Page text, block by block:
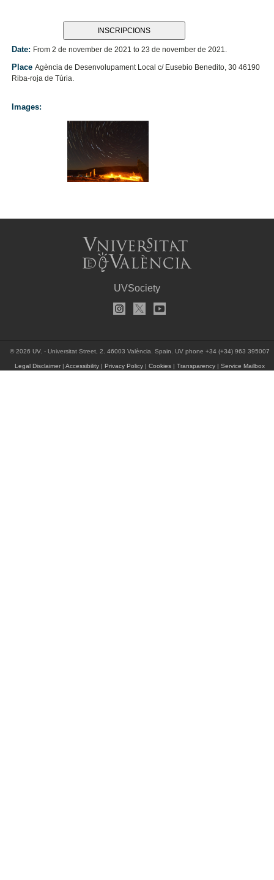
INSCRIPCIONS
Date: From 2 de november de 2021 to 23 de november de 2021.
PlaceAgència de Desenvolupament Local c/ Eusebio Benedito, 30 46190
Riba-roja de Túria.
Images:
UVSociety
© 2026 UV. - Universitat Street, 2. 46003 València. Spain. UV phone +34 (+34) 963 395007
Legal Disclaimer |Accessibility |Privacy Policy |Cookies |Transparency |Service Mailbox